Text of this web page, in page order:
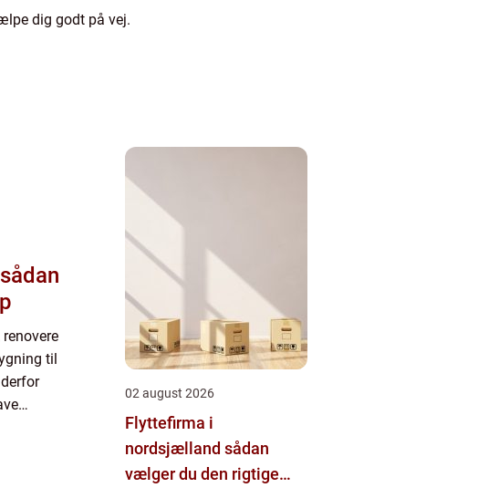
dig godt på vej.
til
02 august 2026
Flyttefirma i
nordsjælland sådan
vælger du den rigtige